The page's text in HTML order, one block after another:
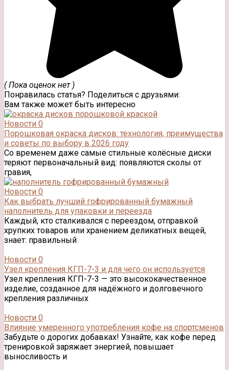
( Пока оценок нет )
Понравилась статья? Поделиться с друзьями:
Вам также может быть интересно
Новости 0
Порошковая окраска дисков: технология, преимущества
и советы по выбору в 2026 году
Со временем даже самые стильные колёсные диски
теряют первоначальный вид: появляются сколы от
гравия,
Новости 0
Как выбрать лучший гофрированный бумажный
наполнитель для упаковки и переезда
Каждый, кто сталкивался с переездом, отправкой
хрупких товаров или хранением деликатных вещей,
знает: правильный
Новости 0
Узел крепления КГП-7-3 и для чего он используется
Узел крепления КГП-7-3 — это высококачественное
изделие, созданное для надёжного и долговечного
крепления различных
Новости 0
Влияние умеренного употребления кофе на спортсменов
Забудьте о дорогих добавках! Узнайте, как кофе перед
тренировкой заряжает энергией, повышает
выносливость и